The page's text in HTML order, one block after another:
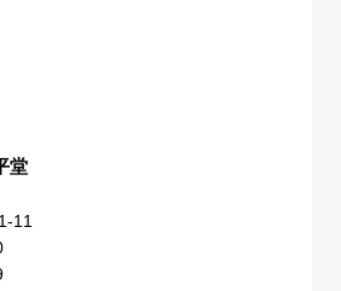
堂
11